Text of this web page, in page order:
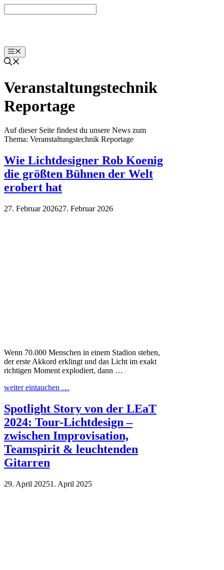
Inhalt
Menü
Veranstaltungstechnik
Reportage
Auf dieser Seite findest du unsere News zum
Thema: Veranstaltungstechnik Reportage
Wie Lichtdesigner Rob Koenig
die größten Bühnen der Welt
erobert hat
27. Februar 202627. Februar 2026
Wenn 70.000 Menschen in einem Stadion stehen,
der erste Akkord erklingt und das Licht im exakt
richtigen Moment explodiert, dann …
weiter eintauchen …
Spotlight Story von der LEaT
2024: Tour-Lichtdesign –
zwischen Improvisation,
Teamspirit & leuchtenden
Gitarren
29. April 20251. April 2025